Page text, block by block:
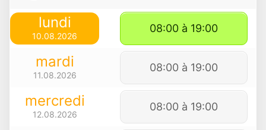
lundi
10.08.2026
08:00 à 19:00
mardi
11.08.2026
08:00 à 19:00
mercredi
12.08.2026
08:00 à 19:00